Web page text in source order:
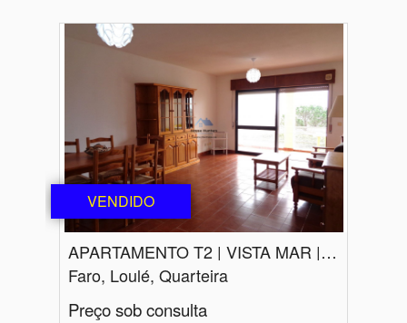
VENDIDO
APARTAMENTO T2 | VISTA MAR | ESTACIONAMENTO | QUARTEIRA
Faro, Loulé, Quarteira
Preço sob consulta